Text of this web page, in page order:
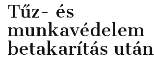
Tűz- és
munkavédelem
betakarítás után